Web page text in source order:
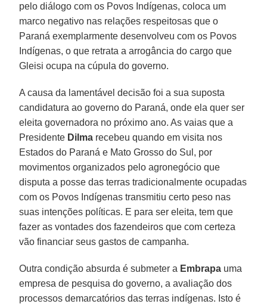
pelo diálogo com os Povos Indígenas, coloca um
marco negativo nas relações respeitosas que o
Paraná exemplarmente desenvolveu com os Povos
Indígenas, o que retrata a arrogância do cargo que
Gleisi ocupa na cúpula do governo.
A causa da lamentável decisão foi a sua suposta
candidatura ao governo do Paraná, onde ela quer ser
eleita governadora no próximo ano. As vaias que a
Presidente Dilma recebeu quando em visita nos
Estados do Paraná e Mato Grosso do Sul, por
movimentos organizados pelo agronegócio que
disputa a posse das terras tradicionalmente ocupadas
com os Povos Indígenas transmitiu certo peso nas
suas intenções políticas. E para ser eleita, tem que
fazer as vontades dos fazendeiros que com certeza
vão financiar seus gastos de campanha.
Outra condição absurda é submeter a Embrapa uma
empresa de pesquisa do governo, a avaliação dos
processos demarcatórios das terras indígenas. Isto é